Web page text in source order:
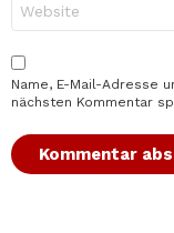
Name, E-Mail-Adresse
nächsten Kommentar